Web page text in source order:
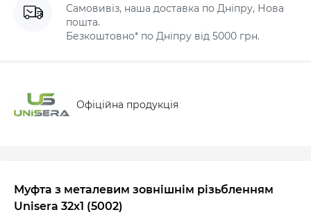
Самовивіз, наша доставка по Дніпру, Нова
пошта.
Безкоштовно* по Дніпру від 5000 грн.
Офіційна продукція
Муфта з металевим зовнішнім різьбленням
Unisera 32х1 (5002)